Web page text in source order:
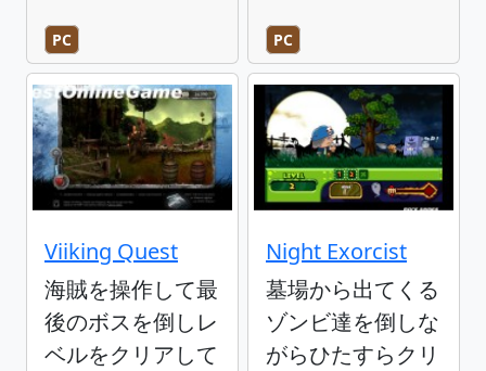
PC PC
Viiking Quest
海賊を操作して最
後のボスを倒しレ
ベルをクリアして
Night Exorcist
墓場から出てくる
ゾンビ達を倒しな
がらひたすらクリ